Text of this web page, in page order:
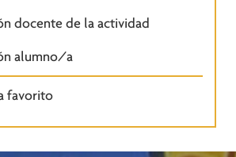
docente de la actividad
alumno/a
favorito